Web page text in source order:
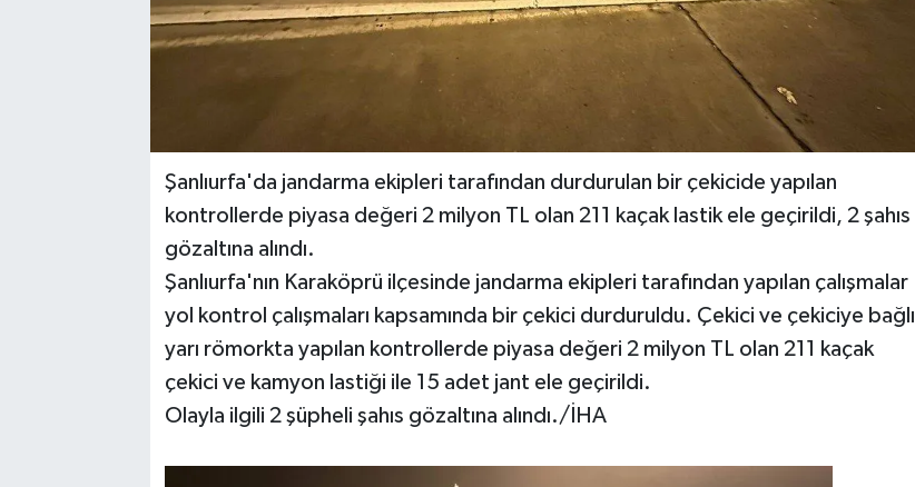
Şanlıurfa'da jandarma ekipleri tarafından durdurulan bir çekicide yapılan
kontrollerde piyasa değeri 2 milyon TL olan 211 kaçak lastik ele geçirildi, 2 şahıs
gözaltına alındı.
Şanlıurfa'nın Karaköprü ilçesinde jandarma ekipleri tarafından yapılan çalışmalar
yol kontrol çalışmaları kapsamında bir çekici durduruldu. Çekici ve çekiciye bağlı
yarı römorkta yapılan kontrollerde piyasa değeri 2 milyon TL olan 211 kaçak
çekici ve kamyon lastiği ile 15 adet jant ele geçirildi.
Olayla ilgili 2 şüpheli şahıs gözaltına alındı./İHA